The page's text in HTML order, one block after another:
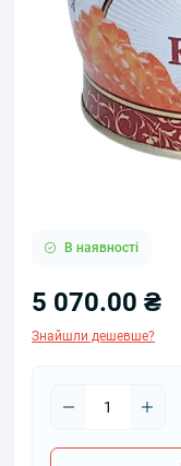
В наявності
5 070.00 ₴
Знайшли дешевше?